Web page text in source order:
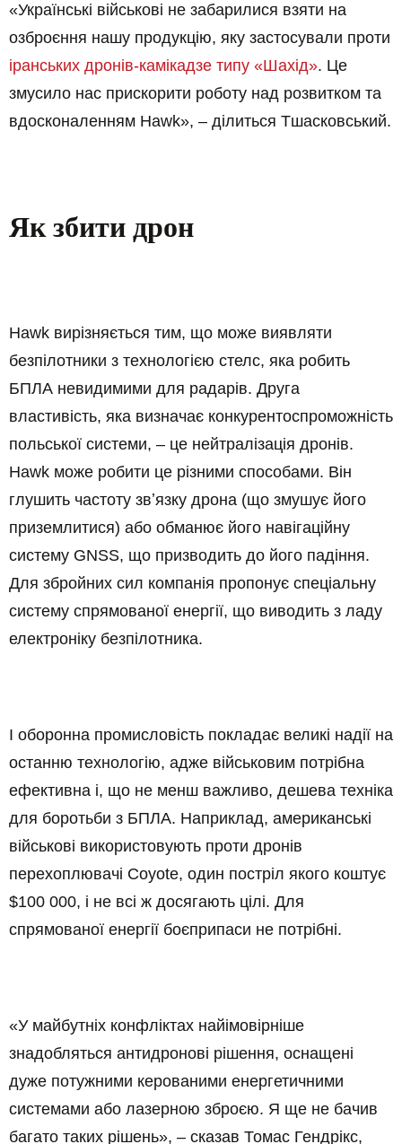
«Українські військові не забарилися взяти на
озброєння нашу продукцію, яку застосували проти
іранських дронів-камікадзе типу «Шахід». Це
змусило нас прискорити роботу над розвитком та
вдосконаленням Hawk», – ділиться Тшасковський.
Як збити дрон
Hawk вирізняється тим, що може виявляти
безпілотники з технологією стелс, яка робить
БПЛА невидимими для радарів. Друга
властивість, яка визначає конкурентоспроможність
польської системи, – це нейтралізація дронів.
Hawk може робити це різними способами. Він
глушить частоту звʼязку дрона (що змушує його
приземлитися) або обманює його навігаційну
систему GNSS, що призводить до його падіння.
Для збройних сил компанія пропонує спеціальну
систему спрямованої енергії, що виводить з ладу
електроніку безпілотника.
І оборонна промисловість покладає великі надії на
останню технологію, адже військовим потрібна
ефективна і, що не менш важливо, дешева техніка
для боротьби з БПЛА. Наприклад, американські
військові використовують проти дронів
перехоплювачі Coyote, один постріл якого коштує
$100 000, і не всі ж досягають цілі. Для
спрямованої енергії боєприпаси не потрібні.
«У майбутніх конфліктах найімовірніше
знадобляться антидронові рішення, оснащені
дуже потужними керованими енергетичними
системами або лазерною зброєю. Я ще не бачив
багато таких рішень», – сказав Томас Гендрікс,